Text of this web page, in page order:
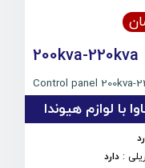
200kva-220kva
Control panel 200kva-
: دارد